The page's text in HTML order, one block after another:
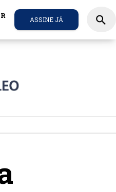
ASSINE JÁ search